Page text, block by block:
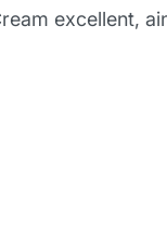
depuis que
maintenant !